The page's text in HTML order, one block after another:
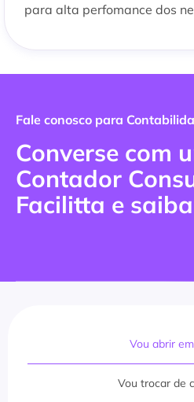
para alta perfomance dos
Fale conosco para
Converse com
Contador
Facilitta e
Vou abrir
Vou trocar de